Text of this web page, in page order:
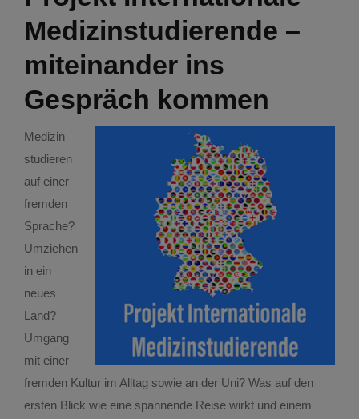
Kontakt
Ausbildungsforschung
Archiv Deutsche Medizinstudierendschaft
Doctors in Global Action
First Aid For All
Freundilie
Ideell unterstützte Projekte
Medizinstudierende –
miteinander ins
Gespräch kommen
Medizin
studieren
auf einer
fremden
Sprache?
Umziehen
in ein
neues
Land?
Umgang
mit einer
fremden Kultur im Alltag sowie an der Uni? Was auf den
ersten Blick wie eine spannende Reise wirkt und einem